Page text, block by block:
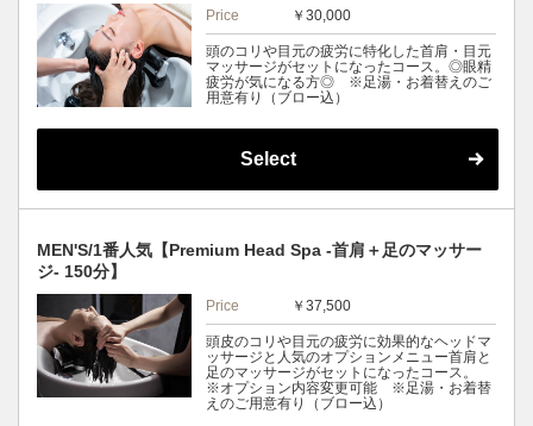
Price ￥30,000
頭のコリや目元の疲労に特化した首肩・目元
マッサージがセットになったコース。◎眼精
疲労が気になる方◎ ※足湯・お着替えのご
用意有り（ブロー込）
Select
MEN'S/1番人気【Premium Head Spa -首肩＋足のマッサー
ジ- 150分】
Price ￥37,500
頭皮のコリや目元の疲労に効果的なヘッドマ
ッサージと人気のオプションメニュー首肩と
足のマッサージがセットになったコース。
※オプション内容変更可能 ※足湯・お着替
えのご用意有り（ブロー込）